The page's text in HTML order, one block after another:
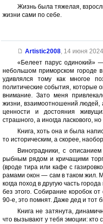
Жизнь была тяжелая,
жизни сами по себе.
Artistic2008, 14 июня 2024
«Белеет парус одинокий»
небольшом приморском городе
удивлялся тому как многое
политические события, которые
внимание. Зато меня
жизни, взаимоотношений
ценности и достояния
страшного, а иногда ласкового,
Книга, хоть она и была
то историческим, а скорее,
Виноградники, с
рыбным рядом и кричащими
(вроде тира или кафе с
рамами окон — сам в таком жил.
когда поход в другую часть
без этого. Собирание коробок
90-е, это помнят. Даже дед и тот
Книга не затянута,
что вызывают у тебя эмоции: кто